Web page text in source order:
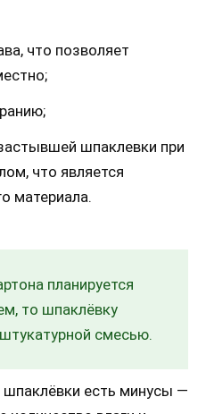
что позволяет
шпаклевки при
что является
материала.
планируется
то шпаклёвку
смесью.
есть минусы —